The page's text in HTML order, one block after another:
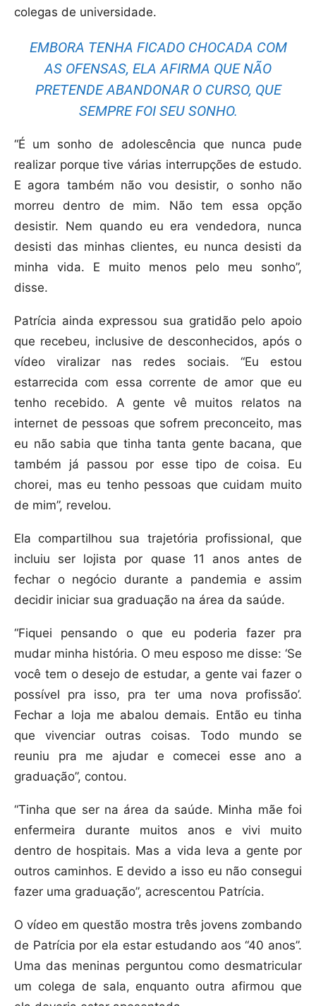
colegas de universidade.
EMBORA TENHA FICADO CHOCADA COM
AS OFENSAS, ELA AFIRMA QUE NÃO
PRETENDE ABANDONAR O CURSO, QUE
SEMPRE FOI SEU SONHO.
“É um sonho de adolescência que nunca pude
realizar porque tive várias interrupções de estudo.
E agora também não vou desistir, o sonho não
morreu dentro de mim. Não tem essa opção
desistir. Nem quando eu era vendedora, nunca
desisti das minhas clientes, eu nunca desisti da
minha vida. E muito menos pelo meu sonho”,
disse.
Patrícia ainda expressou sua gratidão pelo apoio
que recebeu, inclusive de desconhecidos, após o
vídeo viralizar nas redes sociais. “Eu estou
estarrecida com essa corrente de amor que eu
tenho recebido. A gente vê muitos relatos na
internet de pessoas que sofrem preconceito, mas
eu não sabia que tinha tanta gente bacana, que
também já passou por esse tipo de coisa. Eu
chorei, mas eu tenho pessoas que cuidam muito
de mim”, revelou.
Ela compartilhou sua trajetória profissional, que
incluiu ser lojista por quase 11 anos antes de
fechar o negócio durante a pandemia e assim
decidir iniciar sua graduação na área da saúde.
“Fiquei pensando o que eu poderia fazer pra
mudar minha história. O meu esposo me disse: ‘Se
você tem o desejo de estudar, a gente vai fazer o
possível pra isso, pra ter uma nova profissão’.
Fechar a loja me abalou demais. Então eu tinha
que vivenciar outras coisas. Todo mundo se
reuniu pra me ajudar e comecei esse ano a
graduação”, contou.
“Tinha que ser na área da saúde. Minha mãe foi
enfermeira durante muitos anos e vivi muito
dentro de hospitais. Mas a vida leva a gente por
outros caminhos. E devido a isso eu não consegui
fazer uma graduação”, acrescentou Patrícia.
O vídeo em questão mostra três jovens zombando
de Patrícia por ela estar estudando aos “40 anos”.
Uma das meninas perguntou como desmatricular
um colega de sala, enquanto outra afirmou que